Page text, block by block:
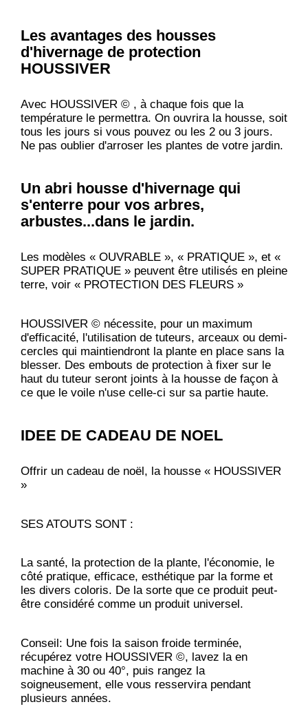
Les avantages des housses
d'hivernage de protection
HOUSSIVER
Avec HOUSSIVER © , à chaque fois que la
température le permettra. On ouvrira la housse, soit
tous les jours si vous pouvez ou les 2 ou 3 jours.
Ne pas oublier d'arroser les plantes de votre jardin.
Un abri housse d'hivernage qui
s'enterre pour vos arbres,
arbustes...dans le jardin.
Les modèles « OUVRABLE », « PRATIQUE », et «
SUPER PRATIQUE » peuvent être utilisés en pleine
terre, voir « PROTECTION DES FLEURS »
HOUSSIVER © nécessite, pour un maximum
d'efficacité, l'utilisation de tuteurs, arceaux ou demi-
cercles qui maintiendront la plante en place sans la
blesser. Des embouts de protection à fixer sur le
haut du tuteur seront joints à la housse de façon à
ce que le voile n'use celle-ci sur sa partie haute.
IDEE DE CADEAU DE NOEL
Offrir un cadeau de noël, la housse « HOUSSIVER
»
SES ATOUTS SONT :
La santé, la protection de la plante, l'économie, le
côté pratique, efficace, esthétique par la forme et
les divers coloris. De la sorte que ce produit peut-
être considéré comme un produit universel.
Conseil: Une fois la saison froide terminée,
récupérez votre HOUSSIVER ©, lavez la en
machine à 30 ou 40°, puis rangez la
soigneusement, elle vous resservira pendant
plusieurs années.